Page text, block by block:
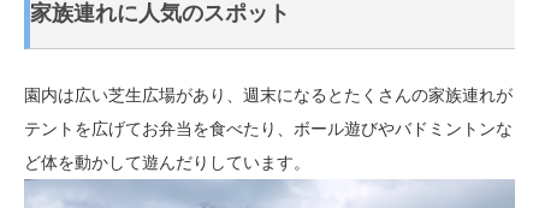
家族連れに人気のスポット
園内は広い芝生広場があり、週末になるとたくさんの家族連れが
テントを広げてお弁当を食べたり、ボール遊びやバドミントンな
ど体を動かして遊んだりしています。